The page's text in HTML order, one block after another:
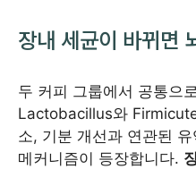
장내 세균이 바뀌면
두 커피 그룹에서 공통으
Lactobacillus와
소, 기분 개선과 연관된
메커니즘이 등장합니다.